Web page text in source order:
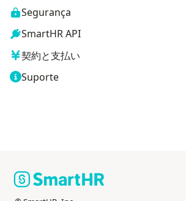
Segurança
SmartHR API
契約と支払い
Suporte